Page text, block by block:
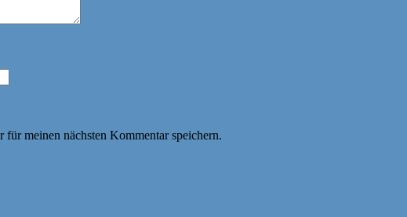
meinen nächsten Kommentar speichern.